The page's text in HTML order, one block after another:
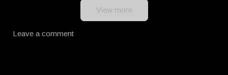
View more
Leave a comment